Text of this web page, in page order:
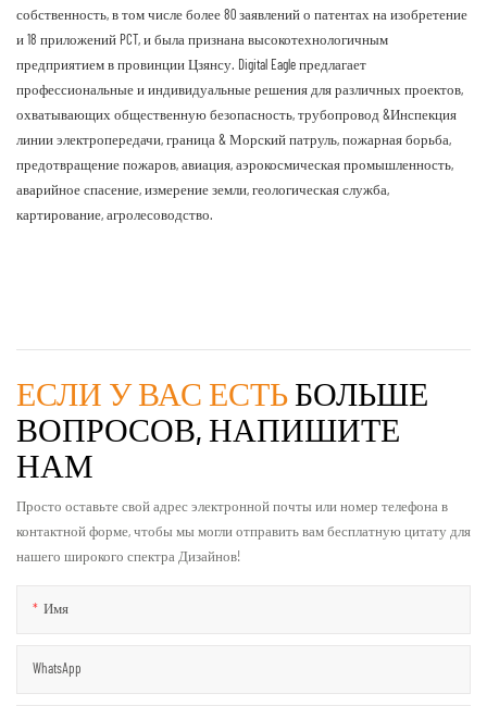
собственность, в том числе более 80 заявлений о патентах на изобретение
и 18 приложений PCT, и была признана высокотехнологичным
предприятием в провинции Цзянсу. Digital Eagle предлагает
профессиональные и индивидуальные решения для различных проектов,
охватывающих общественную безопасность, трубопровод &Инспекция
линии электропередачи, граница & Морский патруль, пожарная борьба,
предотвращение пожаров, авиация, аэрокосмическая промышленность,
аварийное спасение, измерение земли, геологическая служба,
картирование, агролесоводство.
ЕСЛИ У ВАС ЕСТЬБОЛЬШЕ
ВОПРОСОВ, НАПИШИТЕ
НАМ
Просто оставьте свой адрес электронной почты или номер телефона в
контактной форме, чтобы мы могли отправить вам бесплатную цитату для
нашего широкого спектра Дизайнов!
Имя
WhatsApp